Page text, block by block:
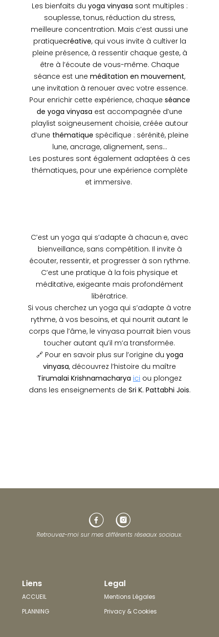
Les bienfaits du yoga vinyasa sont multiples :
souplesse, tonus, réduction du stress,
meilleure concentration. Mais c’est aussi une
pratiquecréative, qui vous invite à cultiver la
pleine présence, à ressentir chaque geste, à
être à l’écoute de vous-même. Chaque
séance est une méditation en mouvement,
une invitation à renouer avec votre essence.
Pour enrichir cette expérience, chaque séance
de yoga vinyasa est accompagnée d’une
playlist soigneusement choisie, créée autour
d’une thématique spécifique : sérénité, pleine
lune, ancrage, alignement, sens…
Les postures sont également adaptées à ces
thématiques, pour une expérience complète
et immersive.
C’est un yoga qui s’adapte à chacun·e, avec
bienveillance, sans compétition. Il invite à
écouter, ressentir, et progresser à son rythme.
C’est une pratique à la fois physique et
méditative, exigeante mais profondément
libératrice.
Si vous cherchez un yoga qui s’adapte à votre
rythme, à vos besoins, et qui nourrit autant le
corps que l’âme, le vinyasa pourrait bien vous
toucher autant qu’il m’a transformée.
🔗 Pour en savoir plus sur l’origine du yoga
vinyasa, découvrez l’histoire du maître
Tirumalai Krishnamacharya ici ou plongez
dans les enseignements de Sri K. Pattabhi Jois.
Retrouvez-moi sur mes différents réseaux sociaux.
Liens
ACCUEIL
PLANNING
Legal
Mentions Légales
Privacy & Cookies